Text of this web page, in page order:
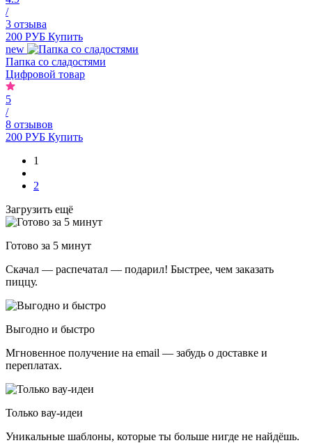
/
3 отзыва
200 РУБ Купить
new
Папка со сладостями
Цифровой товар
5
/
8 отзывов
200 РУБ Купить
1
2
Загрузить ещё
Готово за 5 минут
Скачал — распечатал — подарил! Быстрее, чем заказать
пиццу.
Выгодно и быстро
Мгновенное получение на email — забудь о доставке и
переплатах.
Только вау-идеи
Уникальные шаблоны, которые ты больше нигде не найдёшь.